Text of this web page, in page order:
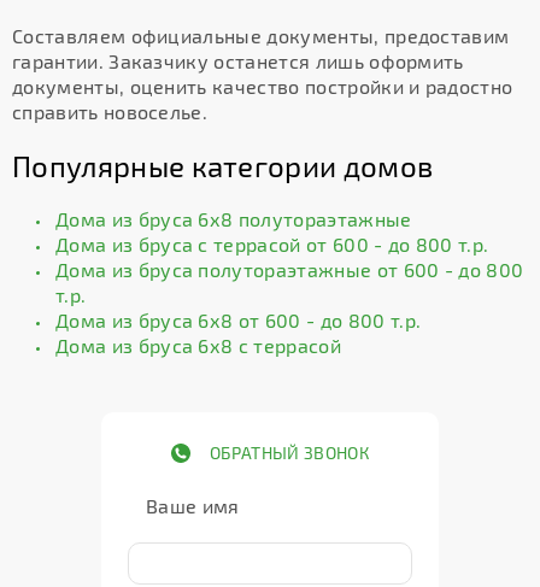
Составляем официальные документы, предоставим
гарантии. Заказчику останется лишь оформить
документы, оценить качество постройки и радостно
справить новоселье.
Популярные категории домов
Дома из бруса 6х8 полутораэтажные
Дома из бруса с террасой от 600 - до 800 т.р.
Дома из бруса полутораэтажные от 600 - до 800
т.р.
Дома из бруса 6х8 от 600 - до 800 т.р.
Дома из бруса 6х8 с террасой
ОБРАТНЫЙ ЗВОНОК
Ваше имя